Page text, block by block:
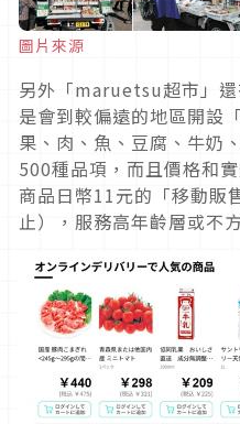
圖片來源
另外「maruetsu超市」
是會到較偏遠的地區開設
果、肉、魚、豆腐、牛奶
500種品項，而且價格和
商品日幣11元的「移動販
止），服務高年齡層或不